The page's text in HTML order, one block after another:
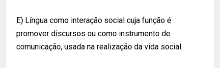
E) Língua como interação social cuja função é
promover discursos ou como instrumento de
comunicação, usada na realização da vida social.